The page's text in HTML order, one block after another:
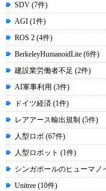
SDV (7件)
AGI (1件)
ROS 2 (4件)
BerkeleyHumanoidLite (6件)
建設業労働者不足 (2件)
AI軍事利用 (3件)
ドイツ経済 (1件)
レアアース輸出規制 (5件)
人型ロボ (67件)
人型ロボット (1件)
シンガポールのヒューマノ
Unitree (10件)